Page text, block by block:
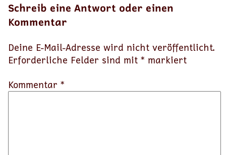
Schreib eine Antwort oder einen
Kommentar
Deine E-Mail-Adresse wird nicht veröffentlicht.
Erforderliche Felder sind mit * markiert
Kommentar *